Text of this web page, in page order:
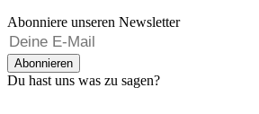
Abonniere unseren Newsletter
Abonnieren
Du hast uns was zu sagen?